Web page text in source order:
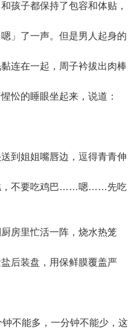
子都保持了包容和体贴，
」了一声。但是男人起身的
连在一起，周子衿拔出肉棒
忪的睡眼坐起来，说道：
姐姐嘴唇边，逗得青青伸
，不要吃鸡巴……嗯……先吃
里忙活一阵，烧水热笼
后装盘，用保鲜膜覆盖严
不能多，一分钟不能少，这